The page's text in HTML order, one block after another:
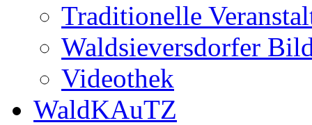
Traditionelle
Waldsieversdorfer
Videothek
WaldKAuTZ